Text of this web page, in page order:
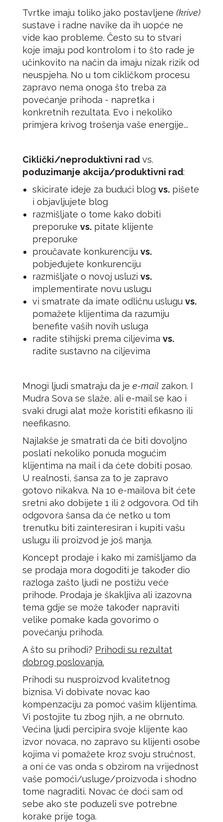
Tvrtke imaju toliko jako postavljene (krive)
sustave i radne navike da ih uopće ne
vide kao probleme. Često su to stvari
koje imaju pod kontrolom i to što rade je
učinkovito na način da imaju nizak rizik od
neuspjeha. No u tom cikličkom procesu
zapravo nema onoga što treba za
povećanje prihoda - napretka i
konkretnih rezultata. Evo i nekoliko
primjera krivog trošenja vaše energije...
Ciklički/neproduktivni rad vs.
poduzimanje akcija/produktivni rad:
skicirate ideje za budući blog vs. pišete
i objavljujete blog
razmišljate o tome kako dobiti
preporuke vs. pitate klijente
preporuke
proučavate konkurenciju vs.
pobjeđujete konkurenciju
razmišljate o novoj usluzi vs.
implementirate novu uslugu
vi smatrate da imate odličnu uslugu vs.
pomažete klijentima da razumiju
benefite vaših novih usluga
radite stihijski prema ciljevima vs.
radite sustavno na ciljevima
Mnogi ljudi smatraju da je e-mail zakon. I
Mudra Sova se slaže, ali e-mail se kao i
svaki drugi alat može koristiti efikasno ili
neefikasno.
Najlakše je smatrati da će biti dovoljno
poslati nekoliko ponuda mogućim
klijentima na mail i da ćete dobiti posao.
U realnosti, šansa za to je zapravo
gotovo nikakva. Na 10 e-mailova bit ćete
sretni ako dobijete 1 ili 2 odgovora. Od tih
odgovora šansa da će netko u tom
trenutku biti zainteresiran i kupiti vašu
uslugu ili proizvod je još manja.
Koncept prodaje i kako mi zamišljamo da
se prodaja mora dogoditi je također dio
razloga zašto ljudi ne postižu veće
prihode. Prodaja je škakljiva ali izazovna
tema gdje se može također napraviti
velike pomake kada govorimo o
povećanju prihoda.
A što su prihodi? Prihodi su rezultat
dobrog poslovanja.
Prihodi su nusproizvod kvalitetnog
biznisa. Vi dobivate novac kao
kompenzaciju za pomoć vašim klijentima.
Vi postojite tu zbog njih, a ne obrnuto.
Većina ljudi percipira svoje klijente kao
izvor novaca, no zapravo su klijenti osobe
kojima vi pomažete kroz svoju stručnost,
a oni će vas onda s obzirom na vrijednost
vaše pomoći/usluge/proizvoda i shodno
tome nagraditi. Novac će doći sam od
sebe ako ste poduzeli sve potrebne
korake prije toga.